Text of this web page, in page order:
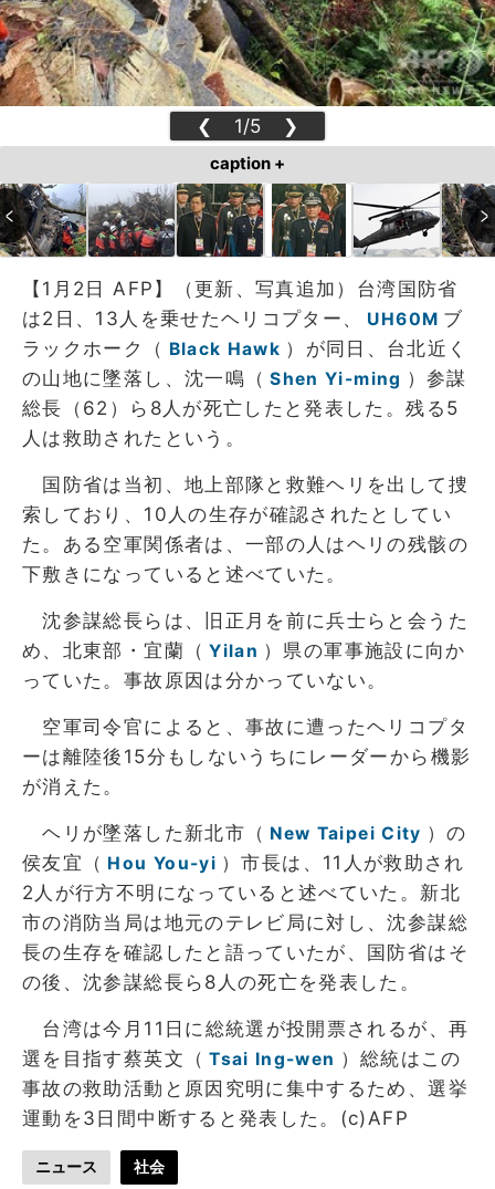
❮ 1/5 ❯
caption +
【1月2日 AFP】（更新、写真追加）台湾国防省
は2日、13人を乗せたヘリコプター、
UH60M ブ
ラックホーク（ Black Hawk ）が同日、台北近く
の山地に墜落し、沈一鳴（ Shen Yi-ming ）参謀
総長（62）ら8人が死亡したと発表した。残る5
人は救助されたという。
国防省は当初、地上部隊と救難ヘリを出して捜
索しており、10人の生存が確認されたとしてい
た。ある空軍関係者は、一部の人はヘリの残骸の
下敷きになっていると述べていた。
沈参謀総長らは、旧正月を前に兵士らと会うた
め、北東部・宜蘭（ Yilan ）県の軍事施設に向か
っていた。事故原因は分かっていない。
空軍司令官によると、事故に遭ったヘリコプタ
ーは離陸後15分もしないうちにレーダーから機影
が消えた。
ヘリが墜落した新北市（ New Taipei City ）の
侯友宜（ Hou You-yi ）市長は、11人が救助され
2人が行方不明になっていると述べていた。新北
市の消防当局は地元のテレビ局に対し、沈参謀総
長の生存を確認したと語っていたが、国防省はそ
の後、沈参謀総長ら8人の死亡を発表した。
台湾は今月11日に総統選が投開票されるが、再
選を目指す蔡英文（ Tsai Ing-wen ）総統はこの
事故の救助活動と原因究明に集中するため、選挙
運動を3日間中断すると発表した。(c)AFP
ニュース 社会